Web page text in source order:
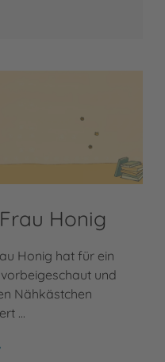
Honig
Honig hat für ein
und
Nähkästchen
...